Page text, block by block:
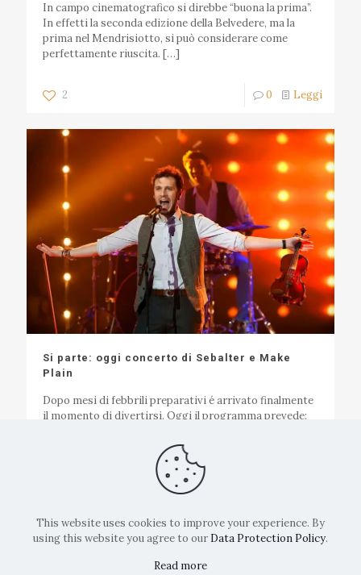
In campo cinematografico si direbbe “buona la prima”.
In effetti la seconda edizione della Belvedere, ma la
prima nel Mendrisiotto, si può considerare come
perfettamente riuscita. […]
2 0 Leggi
Si parte: oggi concerto di Sebalter e Make
Plain
Dopo mesi di febbrili preparativi é arrivato finalmente
il momento di divertirsi. Oggi il programma prevede:
partecipanti Ritiro numeri, road book
Copyright: La Belvedere Mendrisio 2024
This website uses cookies to improve your experience. By
using this website you agree to our Data Protection Policy.
Read more